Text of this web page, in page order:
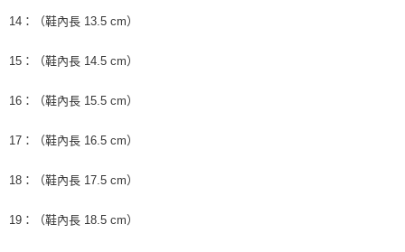
14：（鞋內長 13.5 cm）
15：（鞋內長 14.5 cm）
16：（鞋內長 15.5 cm）
17：（鞋內長 16.5 cm）
18：（鞋內長 17.5 cm）
19：（鞋內長 18.5 cm）